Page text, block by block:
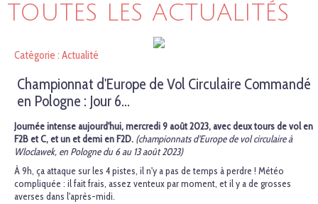
TOUTES LES ACTUALITÉS
Catégorie : Actualité
Championnat d'Europe de Vol Circulaire Commandé
en Pologne : Jour 6…
Journée intense aujourd'hui, mercredi 9 août 2023, avec deux tours de vol en
F2B et C, et un et demi en F2D. (championnats d'Europe de vol circulaire à
Wloclawek, en Pologne du 6 au 13 août 2023)
À 9h, ça attaque sur les 4 pistes, il n'y a pas de temps à perdre ! Météo
compliquée : il fait frais, assez venteux par moment, et il y a de grosses
averses dans l'après-midi.